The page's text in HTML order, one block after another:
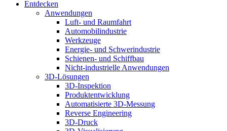
Entdecken
Anwendungen
Luft- und Raumfahrt
Automobilindustrie
Werkzeuge
Energie- und Schwerindustrie
Schienen- und Schiffbau
Nicht-industrielle Anwendungen
3D-Lösungen
3D-Inspektion
Produktentwicklung
Automatisierte 3D-Messung
Reverse Engineering
3D-Druck